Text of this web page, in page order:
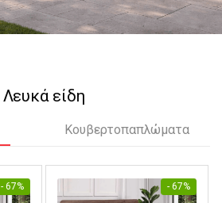
Λευκά είδη
Κουβερτοπαπλώματα
- 67% - 67%